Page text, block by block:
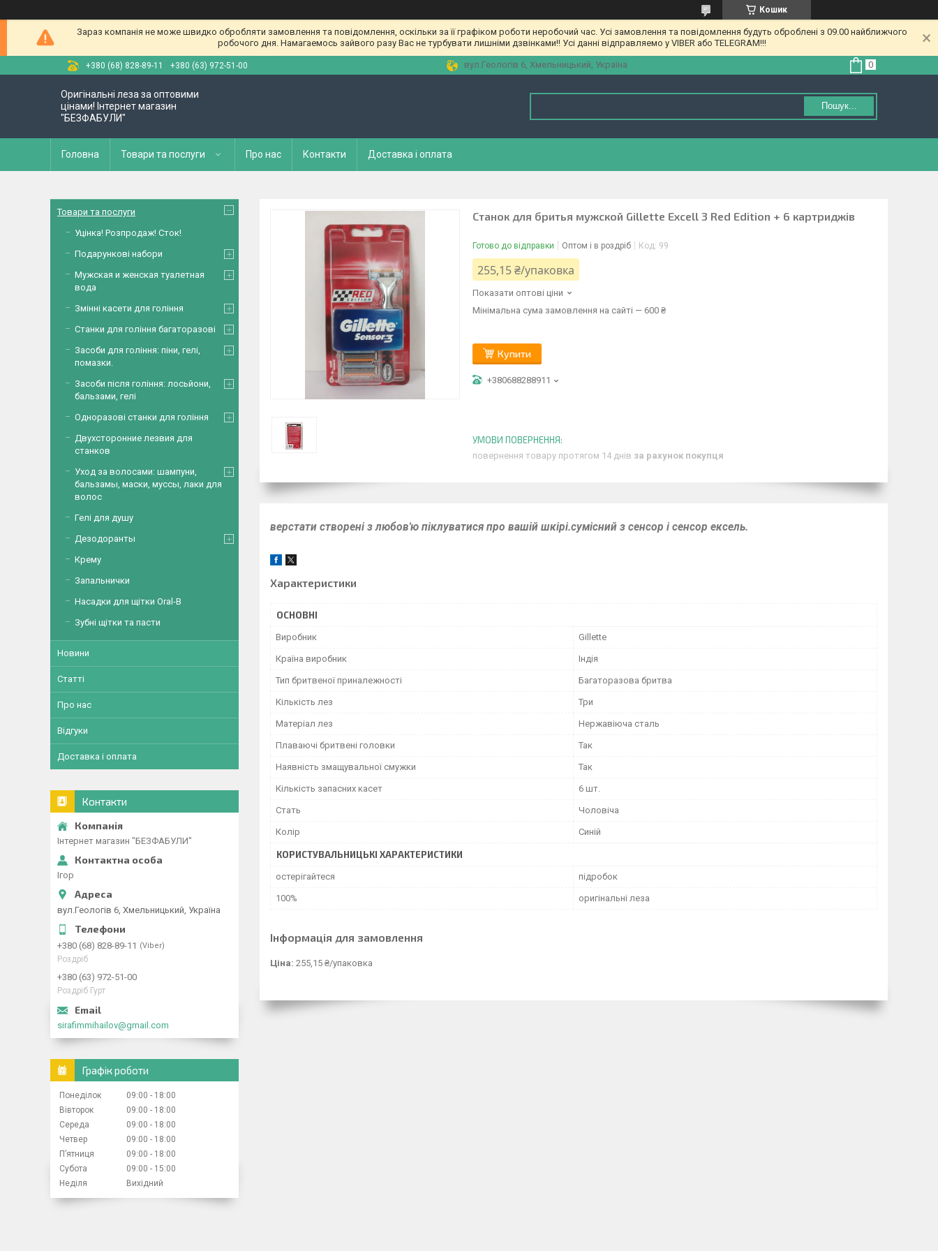
Кошик
Зараз компанія не може швидко обробляти замовлення та повідомлення, оскільки за її графіком роботи неробочий час. Усі замовлення та повідомлення будуть оброблені з 09.00 найближчого
робочого дня. Намагаемось зайвого разу Вас не турбувати лишніми дзвінками!! Усі данні відправляемо у VIBER або TELEGRAM!!!
+380 (68) 828-89-11 +380 (63) 972-51-00 вул.Геологів 6, Хмельницький, Україна
Оригінальні леза за оптовими
цінами! Інтернет магазин
"БЕЗФАБУЛИ"
Пошук...
Головна Товари та послуги Про нас Контакти Доставка і оплата
Станок для бритья мужской Gillette Excell 3 Red Edition + 6 картриджів
Готово до відправки Оптом і в роздріб Код: 99
255,15 ₴/упаковка
Показати оптові ціни
Мінімальна сума замовлення на сайті — 600 ₴
Купити
+380688288911
повернення товару протягом 14 днів за рахунок покупця
верстати створені з любов'ю піклуватися про вашій шкірі.сумісний з сенсор і сенсор ексель.
Характеристики
ОСНОВНІ
Виробник Gillette
Країна виробник Індія
Тип бритвеної приналежності Багаторазова бритва
Кількість лез Три
Матеріал лез Нержавіюча сталь
Плаваючі бритвені головки Так
Наявність змащувальної смужки Так
Кількість запасних касет 6 шт.
Стать Чоловіча
Колір Синій
КОРИСТУВАЛЬНИЦЬКІ ХАРАКТЕРИСТИКИ
остерігайтеся підробок
100% оригінальні леза
Інформація для замовлення
Ціна: 255,15 ₴/упаковка
Товари та послуги
Уцінка! Розпродаж! Сток!
Подарункові набори
Мужская и женская туалетная
вода
Змінні касети для гоління
Станки для гоління багаторазові
Засоби для гоління: піни, гелі,
помазки.
Засоби після гоління: лосьйони,
бальзами, гелі
Одноразові станки для гоління
Двухсторонние лезвия для
станков
Уход за волосами: шампуни,
бальзамы, маски, муссы, лаки для
волос
Гелі для душу
Дезодоранты
Крему
Запальнички
Насадки для щітки Oral-B
Зубні щітки та пасти
Новини
Статті
Про нас
Відгуки
Доставка і оплата
Контакти
Інтернет магазин "БЕЗФАБУЛИ"
Ігор
вул.Геологів 6, Хмельницький, Україна
+380 (68) 828-89-11 Viber
Роздріб
+380 (63) 972-51-00
Роздріб Гурт
sirafimmihailov@gmail.com
Графік роботи
Понеділок 09:00
18:00
Вівторок
09:00
18:00
Середа
09:00
18:00
Четвер
09:00
18:00
Пʼятниця
09:00
18:00
Субота
09:00
15:00
Неділя
Вихідний